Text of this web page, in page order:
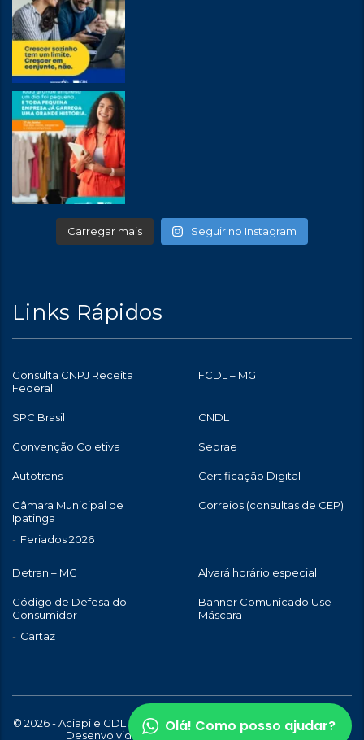
Carregar mais Seguir no Instagram
Links Rápidos
Consulta CNPJ Receita
Federal
FCDL – MG
SPC Brasil CNDL
Convenção Coletiva Sebrae
Autotrans Certificação Digital
Câmara Municipal de
Ipatinga
Feriados 2026
Correios (consultas de CEP)
Detran – MG Alvará horário especial
Código de Defesa do
Consumidor
Cartaz
Banner Comunicado Use
Máscara
© 2026 - Aciapi e CDL de Ipatinga | Todos os direitos reservados |
Desenvolvido com
WebStory.com.br
Olá! Como posso ajudar?